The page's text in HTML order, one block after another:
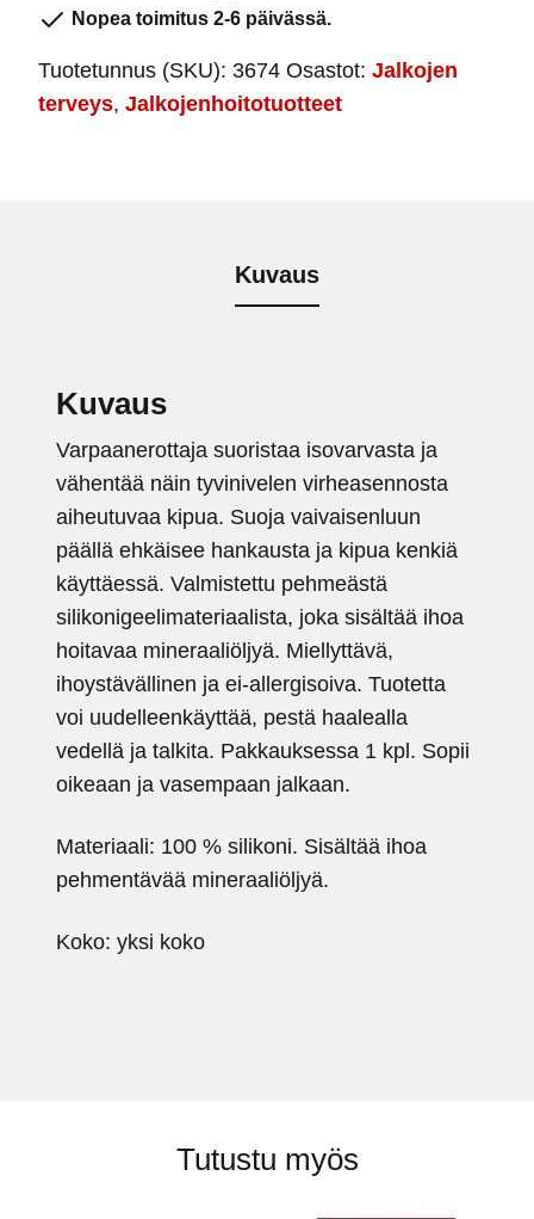
Nopea toimitus 2-6 päivässä.
Tuotetunnus (SKU): 3674 Osastot: Jalkojen
terveys, Jalkojenhoitotuotteet
Kuvaus
Kuvaus
Varpaanerottaja suoristaa isovarvasta ja
vähentää näin tyvinivelen virheasennosta
aiheutuvaa kipua. Suoja vaivaisenluun
päällä ehkäisee hankausta ja kipua kenkiä
käyttäessä. Valmistettu pehmeästä
silikonigeelimateriaalista, joka sisältää ihoa
hoitavaa mineraaliöljyä. Miellyttävä,
ihoystävällinen ja ei-allergisoiva. Tuotetta
voi uudelleenkäyttää, pestä haalealla
vedellä ja talkita. Pakkauksessa 1 kpl. Sopii
oikeaan ja vasempaan jalkaan.
Materiaali: 100 % silikoni. Sisältää ihoa
pehmentävää mineraaliöljyä.
Koko: yksi koko
Tutustu myös